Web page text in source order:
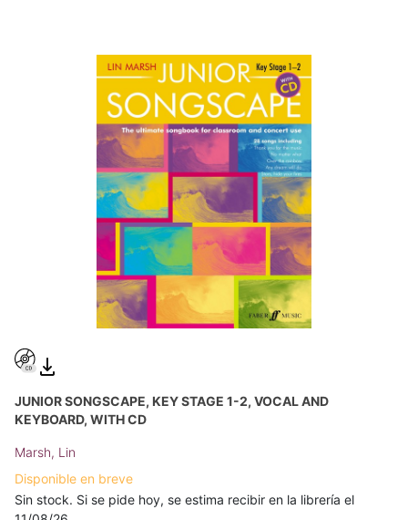
JUNIOR SONGSCAPE, KEY STAGE 1-2, VOCAL AND
KEYBOARD, WITH CD
Marsh, Lin
Disponible en breve
Sin stock. Si se pide hoy, se estima recibir en la librería el